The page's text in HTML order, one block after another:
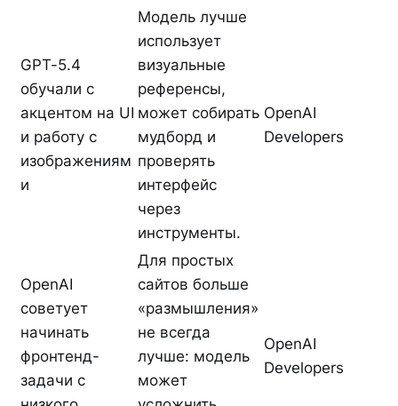
GPT-5.4
обучали с
акцентом на UI
и работу с
изображениям
и
Модель лучше
использует
визуальные
референсы,
может собирать
мудборд и
проверять
интерфейс
через
инструменты.
OpenAI
Developers
OpenAI
советует
начинать
фронтенд-
задачи с
Для простых
сайтов больше
«размышления»
не всегда
лучше: модель
может
OpenAI
Developers